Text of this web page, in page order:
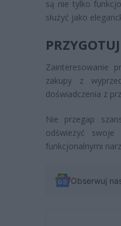
są nie tylko
służyć jako
Zainteresowanie
zakupy z
doświadczenia z
Nie przegap
odświeżyć
funkcjonalnymi
Obserwuj